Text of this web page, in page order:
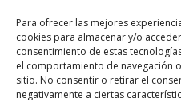
Para ofrecer las mejores
cookies para almacenar y/o
consentimiento de estas
el comportamiento de navegación
sitio. No consentir o retirar el
negativamente a ciertas
© 2026 Manzanares El Real
Cookies
Declaración de